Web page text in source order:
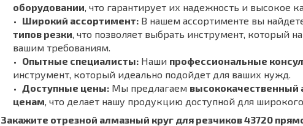
оборудовании, что гарантирует их надежность и высокое
Широкий ассортимент: В нашем ассортименте вы
типов резки, что позволяет выбрать инструмент, который
вашим требованиям.
Опытные специалисты: Наши профессиональные
инструмент, который идеально подойдет для ваших нужд.
Доступные цены: Мы предлагаем
ценам, что делает нашу продукцию доступной для
Закажите отрезной алмазный круг для резчиков 43720